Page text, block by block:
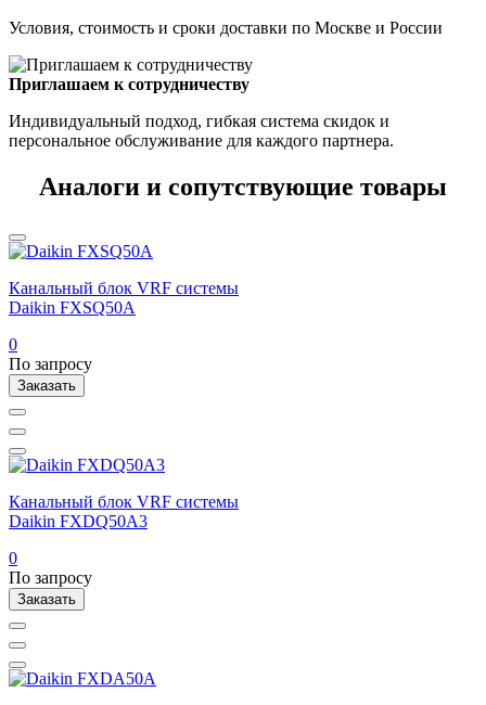
Условия, стоимость и сроки доставки по Москве и России
Приглашаем к сотрудничеству
Индивидуальный подход, гибкая система скидок и
персональное обслуживание для каждого партнера.
Аналоги и сопутствующие товары
Канальный блок VRF системы
Daikin FXSQ50A
0
По запросу
Заказать
Канальный блок VRF системы
Daikin FXDQ50A3
0
По запросу
Заказать